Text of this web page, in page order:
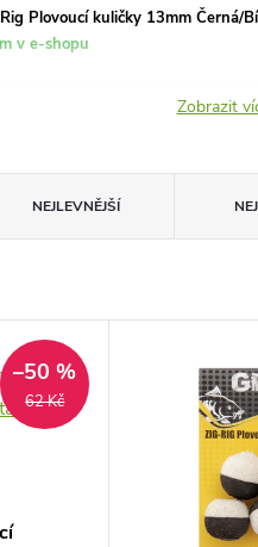
Plovoucí kuličky 13mm Černá/
v e-shopu
Zobrazit
NEJLEVNĚJŠÍ
62 Kč
–50 %